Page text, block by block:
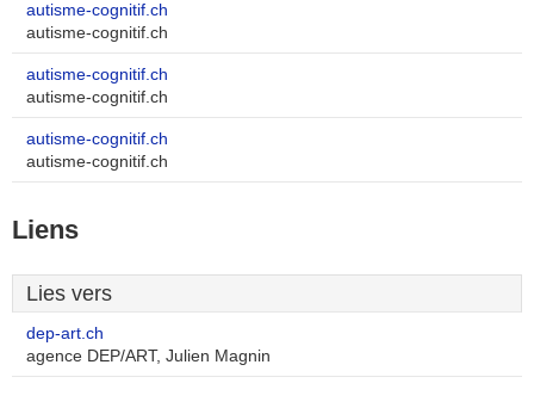
autisme-cognitif.ch
autisme-cognitif.ch
autisme-cognitif.ch
autisme-cognitif.ch
autisme-cognitif.ch
autisme-cognitif.ch
Liens
Lies vers
dep-art.ch
agence DEP/ART, Julien Magnin